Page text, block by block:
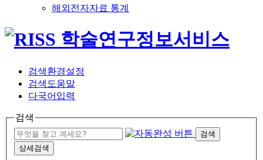
해외전자자료 통계
검색환경설정
검색도움말
다국어입력
검색
검색
상세검색